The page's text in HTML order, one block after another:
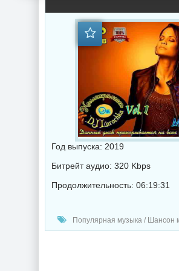
Год выпуска: 2019
Битрейт аудио: 320 Kbps
Продолжительность: 06:19:31
Популярная музыка / Шансон музыка / Хаус музыка / Диско музыка / Музыка